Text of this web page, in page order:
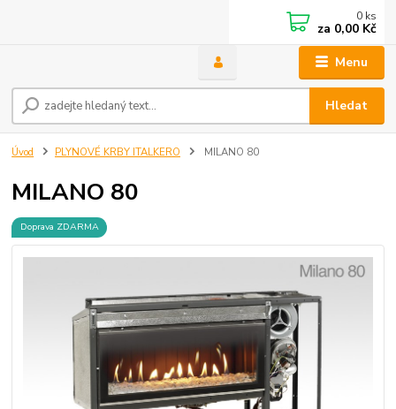
Menu
Hledat
0 ks
za 0,00 Kč
Úvod PLYNOVÉ KRBY ITALKERO MILANO 80
MILANO 80
Doprava ZDARMA